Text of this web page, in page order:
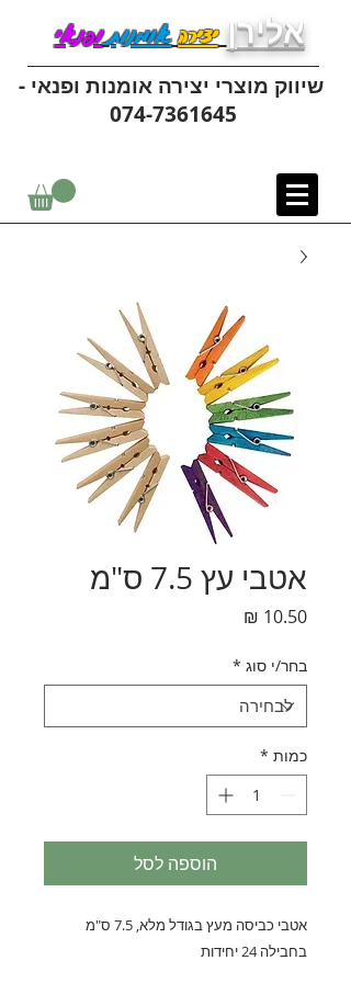
אלירן יצירהאומנותופנאי
שיווק מוצרי יצירה אומנות ופנאי -
074-7361645
אטבי עץ 7.5 ס"מ
בחר/י סוג *
כמות *
הוספה לסל